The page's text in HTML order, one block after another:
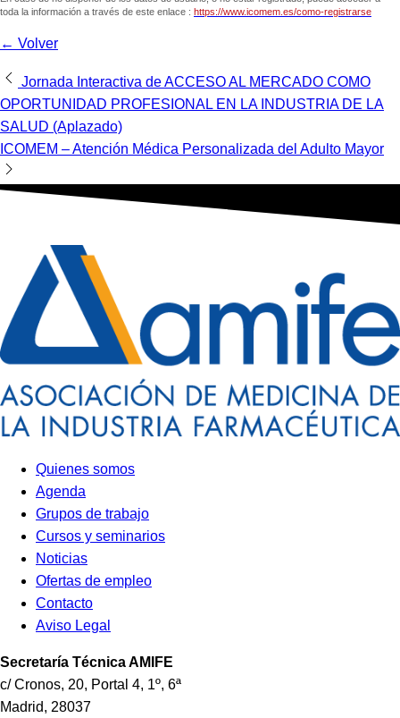
toda la información a través de este enlace : https://www.icomem.es/como-registrarse
← Volver
Navegación
de
entradas
Jornada Interactiva de ACCESO AL MERCADO COMO
OPORTUNIDAD PROFESIONAL EN LA INDUSTRIA DE LA
SALUD (Aplazado)
ICOMEM – Atención Médica Personalizada del Adulto Mayor
Quienes somos
Agenda
Grupos de trabajo
Cursos y seminarios
Noticias
Ofertas de empleo
Contacto
Aviso Legal
Secretaría TécnicaAMIFE
c/ Cronos, 20, Portal 4, 1º, 6ª
Madrid, 28037